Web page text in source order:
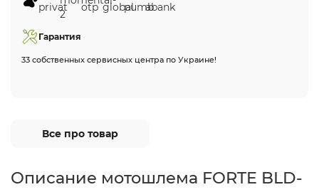
Гарантия
33 собственных сервисных центра по Украине!
Все про товар
Описание мотошлема FORTE BLD-